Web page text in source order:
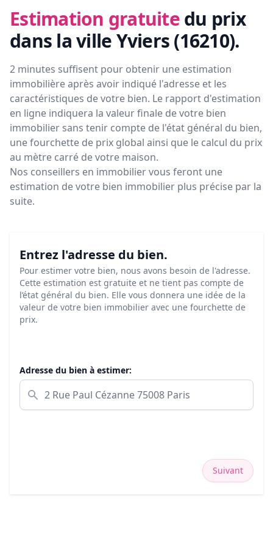
Estimation gratuite du prix
dans la ville Yviers (16210).
2 minutes suffisent pour obtenir une estimation
immobilière après avoir indiqué l'adresse et les
caractéristiques de votre bien. Le rapport d'estimation
en ligne indiquera la valeur finale de votre bien
immobilier sans tenir compte de l'état général du bien,
une fourchette de prix global ainsi que le calcul du prix
au mètre carré de votre maison.
Nos conseillers en immobilier vous feront une
estimation de votre bien immobilier plus précise par la
suite.
Entrez l'adresse du bien.
Pour estimer votre bien, nous avons besoin de l'adresse.
Cette estimation est gratuite et ne tient pas compte de
l’état général du bien. Elle vous donnera une idée de la
valeur de votre bien immobilier avec une fourchette de
prix.
Adresse du bien à estimer:
Suivant